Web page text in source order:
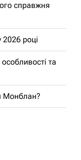
справжня
році
та
Монблан?